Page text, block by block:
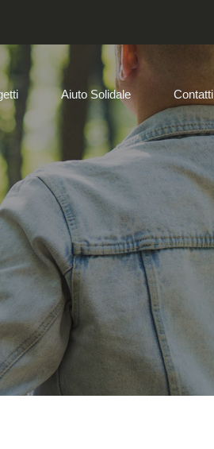
Aiuto Solidale Contatti